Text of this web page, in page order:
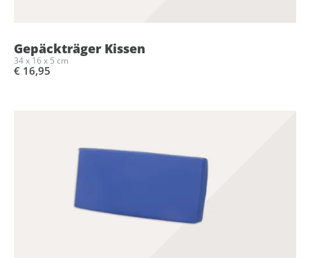
Gepäckträger Kissen
34 x 16 x 5 cm
€ 16,95